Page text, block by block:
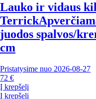
Lauko ir vidaus
Terrick
juodos spalvos/
cm
Pristatysime nuo 2026‑08‑27
72 €
Į krepšelį
Į krepšelį